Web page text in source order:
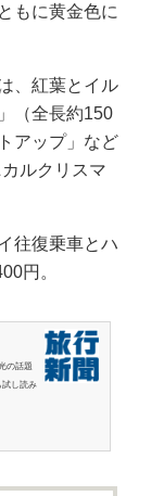
もに黄金色に
、紅葉とイル
（全長約150
アップ」など
ルクリスマ
往復乗車とハ
円。
の話題
試し読み